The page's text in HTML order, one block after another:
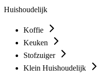
Huishoudelijk
Koffie
Keuken
Stofzuiger
Klein Huishoudelijk